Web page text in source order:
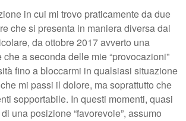
in cui mi trovo praticamente da due
che si presenta in maniera diversa dal
da ottobre 2017 avverto una
a seconda delle mie “provocazioni”
fino a bloccarmi in qualsiasi situazione
mi passi il dolore, ma soprattutto che
sopportabile. In questi momenti, quasi
una posizione “favorevole”, assumo